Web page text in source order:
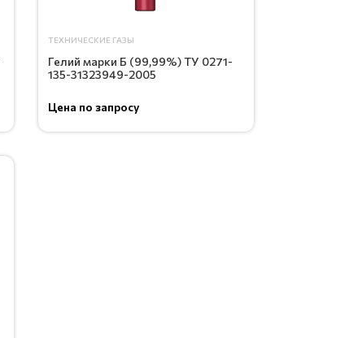
ТЕХНИЧЕСКИЕ ГАЗЫ
Гелий марки Б (99,99%) ТУ 0271-
135-31323949-2005
Цена по запросу